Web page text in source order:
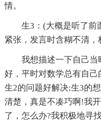
情。
生3：(大概是听了前
紧张，发言时含糊不清，
我想描述一下自己
好，平时对数学总有自
生2的问题好解决;生3的
清楚，真是不凑巧啊!我
了，怎么办?我积极地寻